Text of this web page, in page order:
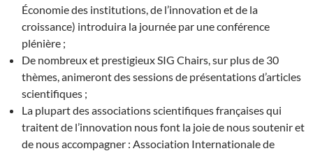
Économie des institutions, de l’innovation et de la
croissance) introduira la journée par une conférence
plénière ;
De nombreux et prestigieux SIG Chairs, sur plus de 30
thèmes, animeront des sessions de présentations d’articles
scientifiques ;
La plupart des associations scientifiques françaises qui
traitent de l’innovation nous font la joie de nous soutenir et
de nous accompagner : Association Internationale de